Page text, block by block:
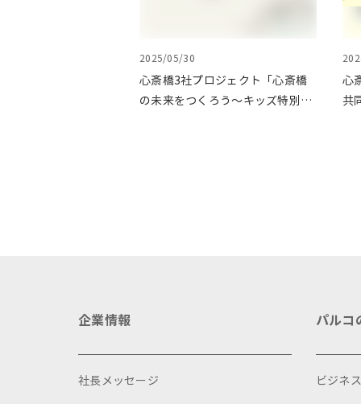
2025/05/30
心斎橋3社プロジェクト「心斎橋
の未来をつくろう～キッズ特別体
心
共
企業情報
社長メッセージ
パルコ
ビジネ